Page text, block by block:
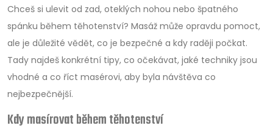
Chceš si ulevit od zad, oteklých nohou nebo špatného
spánku během těhotenství? Masáž může opravdu pomoct,
ale je důležité vědět, co je bezpečné a kdy raději počkat.
Tady najdeš konkrétní tipy, co očekávat, jaké techniky jsou
vhodné a co říct masérovi, aby byla návštěva co
nejbezpečnější.
Kdy masírovat během těhotenství